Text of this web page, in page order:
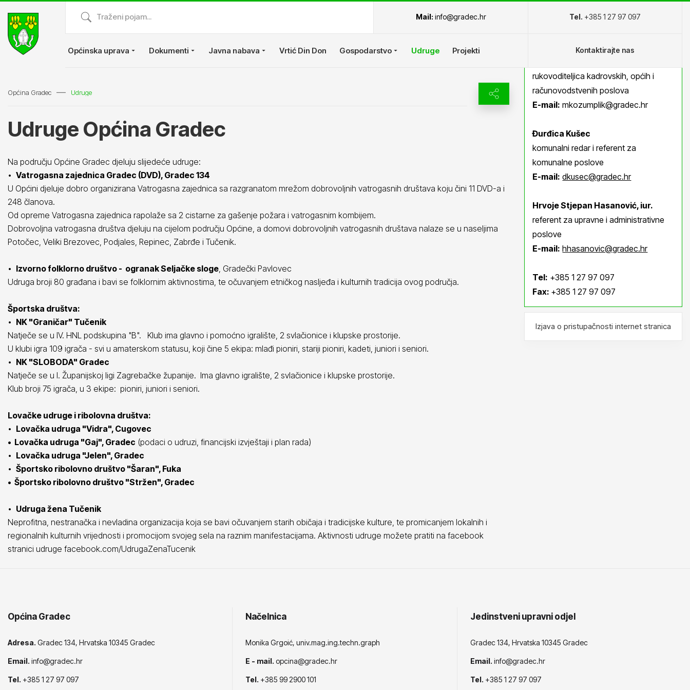
Mail: info@gradec.hr Tel. +385 1 27 97 097
Općinska uprava Dokumenti Javna nabava Vrtić Din Don Gospodarstvo Udruge Projekti Kontaktirajte nas
Općina Gradec Udruge
LinkedInPinterest
Udruge Općina Gradec
Na području Općine Gradec djeluju slijedeće udruge:
• Vatrogasna zajednica Gradec (DVD), Gradec 134
U Općini djeluje dobro organizirana Vatrogasna zajednica sa razgranatom mrežom dobrovoljnih vatrogasnih društava koju čini 11 DVD-a i
248 članova.
Od opreme Vatrogasna zajednica rapolaže sa 2 cistarne za gašenje požara i vatrogasnim kombijem.
Dobrovoljna vatrogasna društva djeluju na cijelom području Općine, a domovi dobrovoljnih vatrogasnih društava nalaze se u naseljima
Potočec, Veliki Brezovec, Podjales, Repinec, Zabrđe i Tučenik.
• Izvorno folklorno društvo - ogranak Seljačke sloge, Gradečki Pavlovec
Udruga broji 80 građana i bavi se folklornim aktivnostima, te očuvanjem etničkog nasljeđa i kulturnih tradicija ovog područja.
Športska društva:
• NK "Graničar" Tučenik
Natječe se u IV. HNL podskupina "B". Klub ima glavno i pomoćno igralište, 2 svlačionice i klupske prostorije.
U klubi igra 109 igrača - svi u amaterskom statusu, koji čine 5 ekipa: mlađi pioniri, stariji pioniri, kadeti, juniori i seniori.
• NK "SLOBODA" Gradec
Natječe se u I. Županijskoj ligi Zagrebačke županije. Ima glavno igralište, 2 svlačionice i klupske prostorije.
Klub broji 75 igrača, u 3 ekipe: pioniri, juniori i seniori.
Lovačke udruge i ribolovna društva:
• Lovačka udruga "Vidra", Cugovec
• Lovačka udruga "Gaj", Gradec (podaci o udruzi, financijski izvještaji i plan rada)
• Lovačka udruga "Jelen", Gradec
• Športsko ribolovno društvo "Šaran", Fuka
• Športsko ribolovno društvo "Stržen", Gradec
• Udruga žena Tučenik
Neprofitna, nestranačka i nevladina organizacija koja se bavi očuvanjem starih običaja i tradicijske kulture, te promicanjem lokalnih i
regionalnih kulturnih vrijednosti i promocijom svojeg sela na raznim manifestacijama. Aktivnosti udruge možete pratiti na facebook
stranici udruge facebook.com/UdrugaZenaTucenik
rukovoditeljica kadrovskih, općih i
računovodstvenih poslova
E-mail: mkozumplik@gradec.hr
Đurđica Kušec
komunalni redar i referent za
komunalne poslove
E-mail: dkusec@gradec.hr
Hrvoje Stjepan Hasanović, iur.
referent za upravne i administrativne
poslove
E-mail: hhasanovic@gradec.hr
Tel: +385 1 27 97 097
Fax: +385 1 27 97 097
Izjava o pristupačnosti internet stranica
Općina Gradec
Adresa. Gradec 134, Hrvatska 10345 Gradec
Email. info@gradec.hr
Tel. +385 1 27 97 097
Načelnica
Monika Grgoić, univ.mag.ing.techn.graph
E - mail. opcina@gradec.hr
Tel. +385 99 2900 101
Jedinstveni upravni odjel
Gradec 134, Hrvatska 10345 Gradec
Email. info@gradec.hr
Tel. +385 1 27 97 097